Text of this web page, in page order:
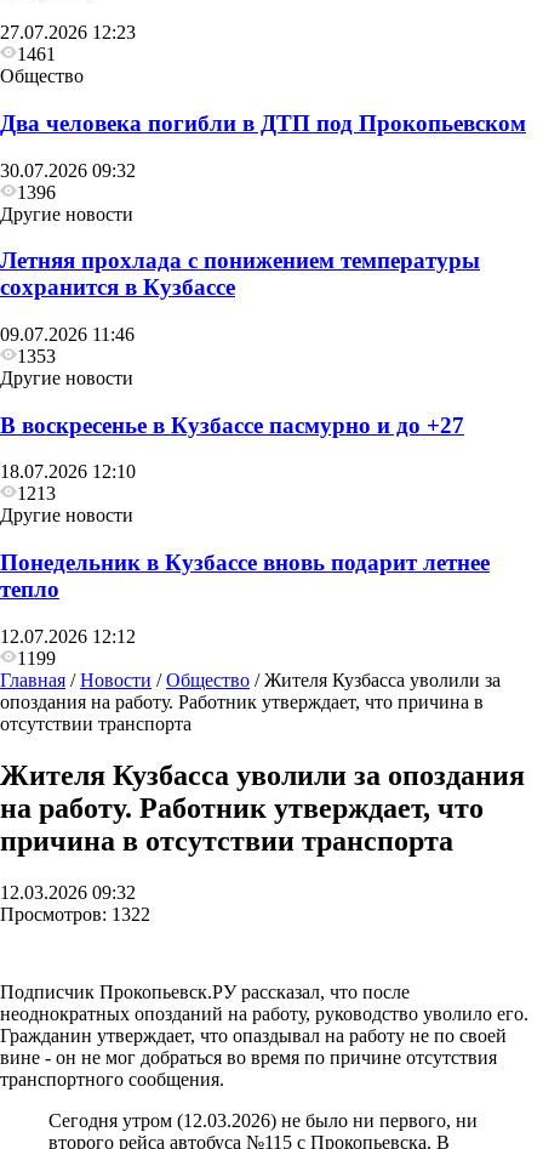
27.07.2026 12:23
1461
Общество
Два человека погибли в ДТП под Прокопьевском
30.07.2026 09:32
1396
Другие новости
Летняя прохлада с понижением температуры
сохранится в Кузбассе
09.07.2026 11:46
1353
Другие новости
В воскресенье в Кузбассе пасмурно и до +27
18.07.2026 12:10
1213
Другие новости
Понедельник в Кузбассе вновь подарит летнее
тепло
12.07.2026 12:12
1199
Главная /Новости /Общество /Жителя Кузбасса уволили за
опоздания на работу. Работник утверждает, что причина в
отсутствии транспорта
Жителя Кузбасса уволили за опоздания
на работу. Работник утверждает, что
причина в отсутствии транспорта
12.03.2026 09:32
Просмотров: 1322
Подписчик Прокопьевск.РУ рассказал, что после
неоднократных опозданий на работу, руководство уволило его.
Гражданин утверждает, что опаздывал на работу не по своей
вине - он не мог добраться во время по причине отсутствия
транспортного сообщения.
Сегодня утром (12.03.2026) не было ни первого, ни
второго рейса автобуса №115 с Прокопьевска. В